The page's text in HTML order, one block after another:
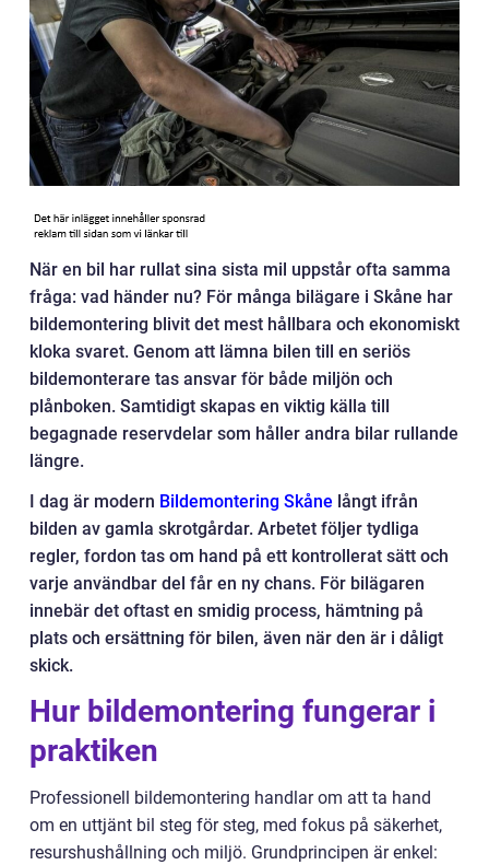
När en bil har rullat sina sista mil uppstår ofta samma
fråga: vad händer nu? För många bilägare i Skåne har
bildemontering blivit det mest hållbara och ekonomiskt
kloka svaret. Genom att lämna bilen till en seriös
bildemonterare tas ansvar för både miljön och
plånboken. Samtidigt skapas en viktig källa till
begagnade reservdelar som håller andra bilar rullande
längre.
I dag är modern Bildemontering Skåne långt ifrån
bilden av gamla skrotgårdar. Arbetet följer tydliga
regler, fordon tas om hand på ett kontrollerat sätt och
varje användbar del får en ny chans. För bilägaren
innebär det oftast en smidig process, hämtning på
plats och ersättning för bilen, även när den är i dåligt
skick.
Hur bildemontering fungerar i
praktiken
Professionell bildemontering handlar om att ta hand
om en uttjänt bil steg för steg, med fokus på säkerhet,
resurshushållning och miljö. Grundprincipen är enkel: